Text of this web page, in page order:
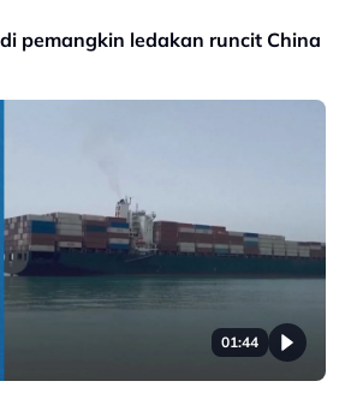
pemangkin ledakan runcit China
01:44